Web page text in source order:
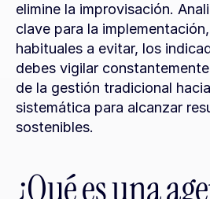
elimine la improvisación.
clave para la
habituales a evitar, los
debes vigilar
de la gestión tradicional
sistemática para alcanzar
sostenibles.